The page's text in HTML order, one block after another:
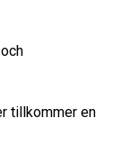
tillkommer en